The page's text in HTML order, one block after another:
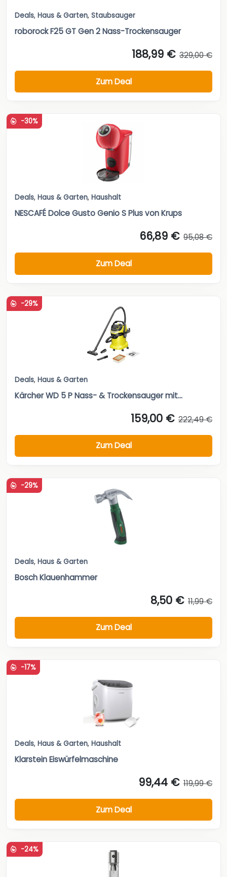
Deals, Haus & Garten, Staubsauger
roborock F25 GT Gen 2 Nass-Trockensauger
188,99 € 329,00 €
Zum Deal
-30%
Deals, Haus & Garten, Haushalt
NESCAFÉ Dolce Gusto Genio S Plus von Krups
66,89 € 95,08 €
Zum Deal
-29%
Deals, Haus & Garten
Kärcher WD 5 P Nass- & Trockensauger mit...
159,00 € 222,49 €
Zum Deal
-29%
Deals, Haus & Garten
Bosch Klauenhammer
8,50 € 11,99 €
Zum Deal
-17%
Deals, Haus & Garten, Haushalt
Klarstein Eiswürfelmaschine
99,44 € 119,99 €
Zum Deal
-24%